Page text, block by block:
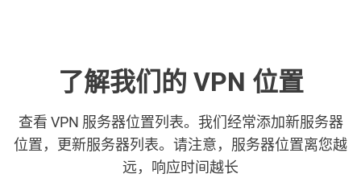
了解我们的 VPN 位置
查看 VPN 服务器位置列表。我们经常添加新服务器
位置，更新服务器列表。请注意，服务器位置离您越
远，响应时间越长